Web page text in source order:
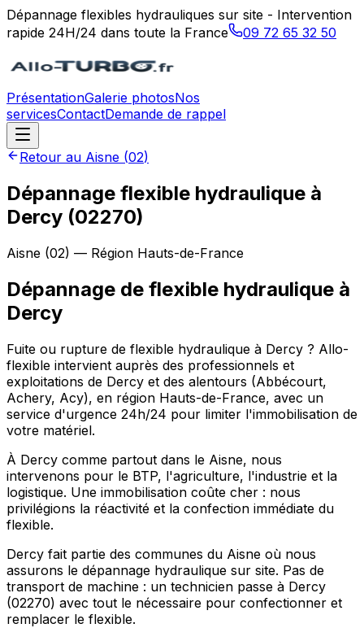
Dépannage flexibles hydrauliques sur site - Intervention
rapide 24H/24 dans toute la France
09 72 65 32 50
PrésentationGalerie photosNos
servicesContactDemande de rappel
Retour au Aisne (02)
Dépannage flexible hydraulique à
Dercy (02270)
Aisne (02) — Région Hauts-de-France
Dépannage de flexible hydraulique à
Dercy
Fuite ou rupture de flexible hydraulique à Dercy ? Allo-
flexible intervient auprès des professionnels et
exploitations de Dercy et des alentours (Abbécourt,
Achery, Acy), en région Hauts-de-France, avec un
service d'urgence 24h/24 pour limiter l'immobilisation de
votre matériel.
À Dercy comme partout dans le Aisne, nous
intervenons pour le BTP, l'agriculture, l'industrie et la
logistique. Une immobilisation coûte cher : nous
privilégions la réactivité et la confection immédiate du
flexible.
Dercy fait partie des communes du Aisne où nous
assurons le dépannage hydraulique sur site. Pas de
transport de machine : un technicien passe à Dercy
(02270) avec tout le nécessaire pour confectionner et
remplacer le flexible.